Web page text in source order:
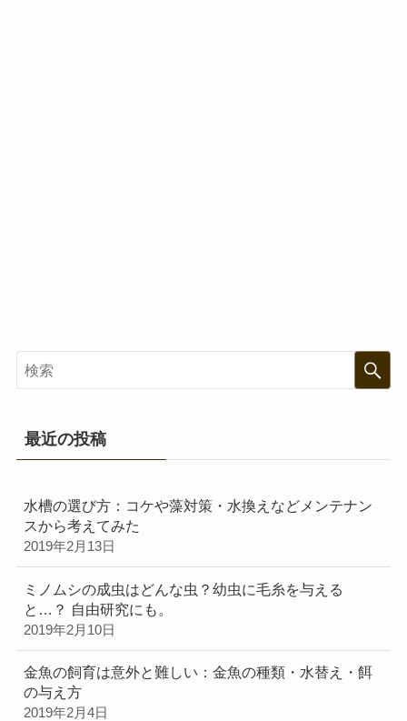
最近の投稿
水槽の選び方：コケや藻対策・水換えなどメンテナン
スから考えてみた
2019年2月13日
ミノムシの成虫はどんな虫？幼虫に毛糸を与える
と…？ 自由研究にも。
2019年2月10日
金魚の飼育は意外と難しい：金魚の種類・水替え・餌
の与え方
2019年2月4日